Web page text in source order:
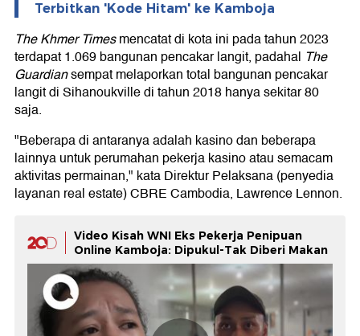
Terbitkan 'Kode Hitam' ke Kamboja
The Khmer Timesmencatat di kota ini pada tahun 2023
terdapat 1.069 bangunan pencakar langit, padahal The
Guardiansempat melaporkan total bangunan pencakar
langit di Sihanoukville di tahun 2018 hanya sekitar 80
saja.
"Beberapa di antaranya adalah kasino dan beberapa
lainnya untuk perumahan pekerja kasino atau semacam
aktivitas permainan," kata Direktur Pelaksana (penyedia
layanan real estate) CBRE Cambodia, Lawrence Lennon.
Video Kisah WNI Eks Pekerja Penipuan
Online Kamboja: Dipukul-Tak Diberi Makan